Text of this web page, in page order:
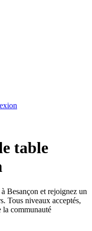
table
Besançon et rejoignez un
Tous niveaux acceptés,
la communauté